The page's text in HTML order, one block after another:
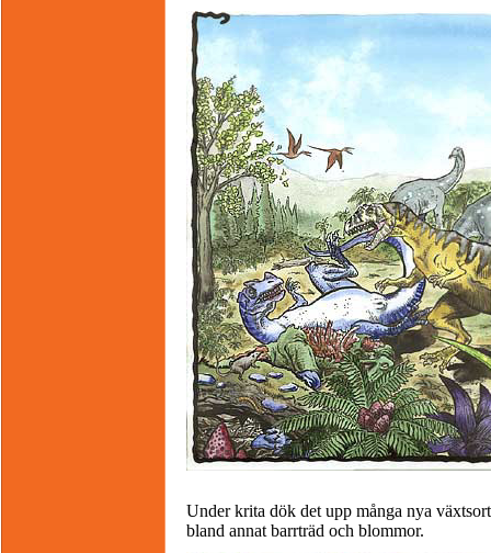
Under krita dök det upp många nya
bland annat barrträd och blommor.